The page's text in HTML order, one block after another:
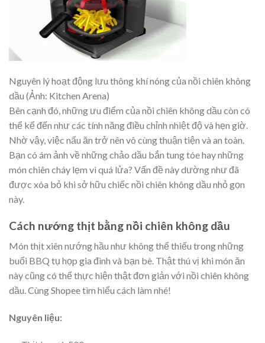
Nguyên lý hoạt động lưu thông khí nóng của nồi chiên không
dầu (Ảnh: Kitchen Arena)
Bên cạnh đó, những ưu điểm của nồi chiên không dầu còn có
thể kể đến như các tính năng điều chỉnh nhiệt độ và hẹn giờ.
Nhờ vậy, việc nấu ăn trở nên vô cùng thuận tiện và an toàn.
Bạn có ám ảnh về những chảo dầu bắn tung tóe hay những
món chiên cháy lẹm vì quá lửa? Vấn đề này dường như đã
được xóa bỏ khi sở hữu chiếc nồi chiên không dầu nhỏ gọn
này.
Cách nướng thịt bằng nồi chiên không dầu
Món thịt xiên nướng hầu như không thể thiếu trong những
buổi BBQ tụ họp gia đình và bạn bè. Thật thú vị khi món ăn
này cũng có thể thực hiện thật đơn giản với nồi chiên không
dầu. Cùng Shopee tìm hiểu cách làm nhé!
Nguyên liệu: